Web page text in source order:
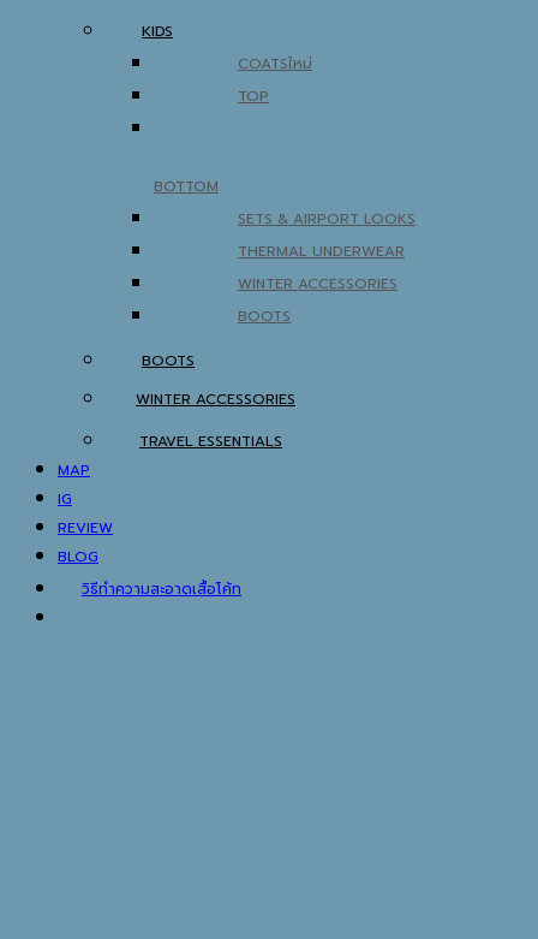
KIDS
COATS
TOP
BOTTOM
SETS & AIRPORT LOOKS
THERMAL UNDERWEAR
WINTER ACCESSORIES
BOOTS
BOOTS
WINTER ACCESSORIES
TRAVEL ESSENTIALS
MAP
IG
REVIEW
BLOG
วิธีทำความสะอาดเสื้อโค้ท